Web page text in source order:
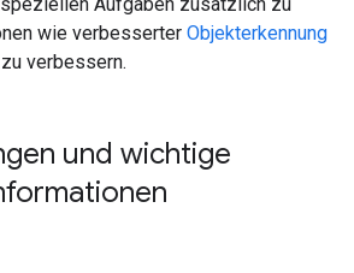
wie verbesserter Objekterkennung
zu verbessern.
und wichtige